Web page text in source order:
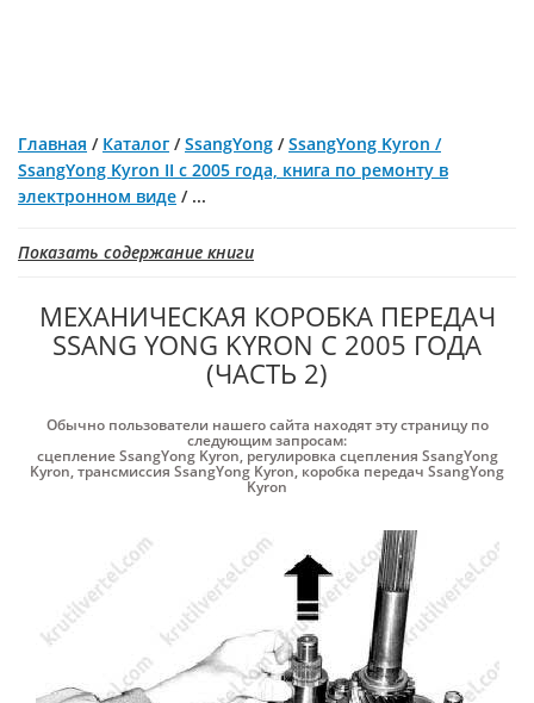
Главная / Каталог /SsangYong /SsangYong Kyron /
SsangYong Kyron II с 2005 года, книга по ремонту в
электронном виде / ...
Показать содержание книги
МЕХАНИЧЕСКАЯ КОРОБКА ПЕРЕДАЧ
SSANG YONG KYRON С 2005 ГОДА
(ЧАСТЬ 2)
Обычно пользователи нашего сайта находят эту страницу по
следующим запросам:
сцепление SsangYong Kyron, регулировка сцепления SsangYong
Kyron,трансмиссия SsangYong Kyron, коробка передач SsangYong
Kyron